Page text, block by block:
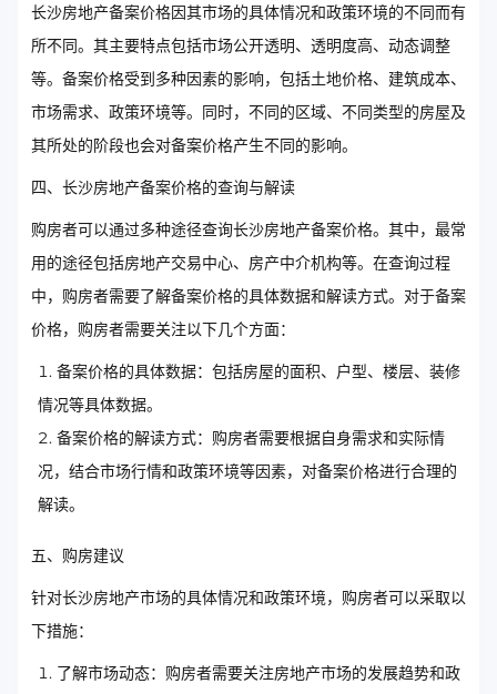
长沙房地产备案价格因其市场的具体情况和政策环境的不同而有
所不同。其主要特点包括市场公开透明、透明度高、动态调整
等。备案价格受到多种因素的影响，包括土地价格、建筑成本、
市场需求、政策环境等。同时，不同的区域、不同类型的房屋及
其所处的阶段也会对备案价格产生不同的影响。
四、长沙房地产备案价格的查询与解读
购房者可以通过多种途径查询长沙房地产备案价格。其中，最常
用的途径包括房地产交易中心、房产中介机构等。在查询过程
中，购房者需要了解备案价格的具体数据和解读方式。对于备案
价格，购房者需要关注以下几个方面：
备案价格的具体数据：包括房屋的面积、户型、楼层、装修
情况等具体数据。
备案价格的解读方式：购房者需要根据自身需求和实际情
况，结合市场行情和政策环境等因素，对备案价格进行合理的
解读。
五、购房建议
针对长沙房地产市场的具体情况和政策环境，购房者可以采取以
下措施：
了解市场动态：购房者需要关注房地产市场的发展趋势和政